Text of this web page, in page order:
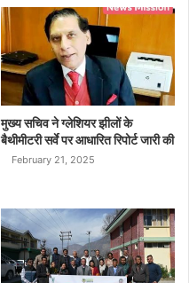
मुख्य सचिव ने ग्लेशियर झीलों के
बैथीमीटरी सर्वे पर आधारित रिपोर्ट जारी की
February 21, 2025